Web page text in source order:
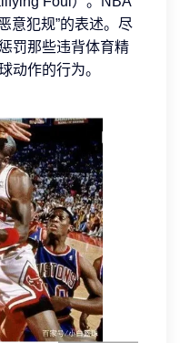
意犯规”的表述。尽
罚那些违背体育精
动作的行为。